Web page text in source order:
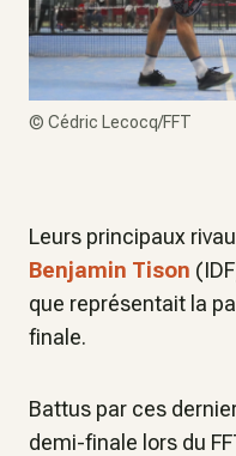
© Cédric Lecocq/FFT
Leurs principaux
Benjamin Tison
que représentait la
finale.
Battus par ces
demi-finale lors du